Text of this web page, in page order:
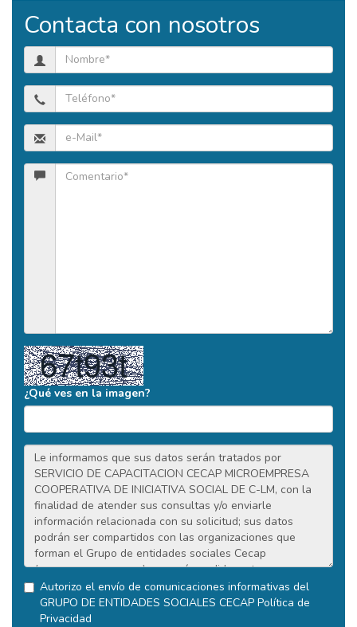
Contacta con nosotros
¿Qué ves en la imagen?
Autorizo el envío de comunicaciones informativas del
GRUPO DE ENTIDADES SOCIALES CECAP Política de
Privacidad